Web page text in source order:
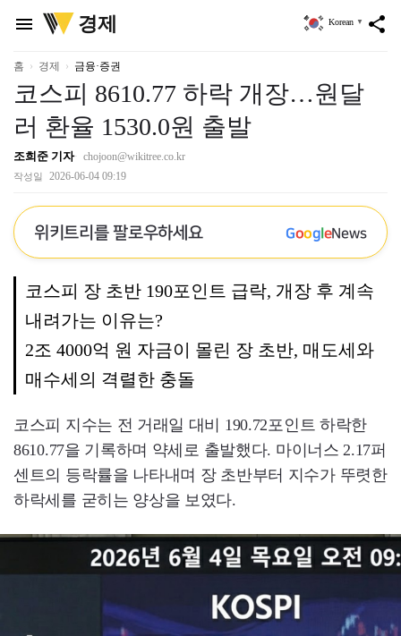
menu
위
키
리
경제 share
Korean ▼
홈 경제 금융·증권
코스피 8610.77 하락 개장…원달
러 환율 1530.0원 출발
조희준 기자 chojoon@wikitree.co.kr
작성일 2026-06-04 09:19
위키트리를 팔로우하세요 GoogleNews
코스피 장 초반 190포인트 급락, 개장 후 계속
내려가는 이유는?
2조 4000억 원 자금이 몰린 장 초반, 매도세와
매수세의 격렬한 충돌
코스피 지수는 전 거래일 대비 190.72포인트 하락한
8610.77을 기록하며 약세로 출발했다. 마이너스 2.17퍼
센트의 등락률을 나타내며 장 초반부터 지수가 뚜렷한
하락세를 굳히는 양상을 보였다.